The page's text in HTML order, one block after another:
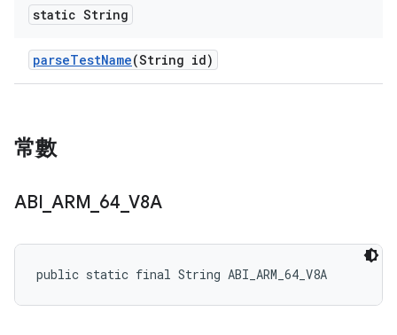
static String
parseTestName(String id)
常數
ABI ARM 64 _V8A
public static final String ABI_ARM_64_V8A